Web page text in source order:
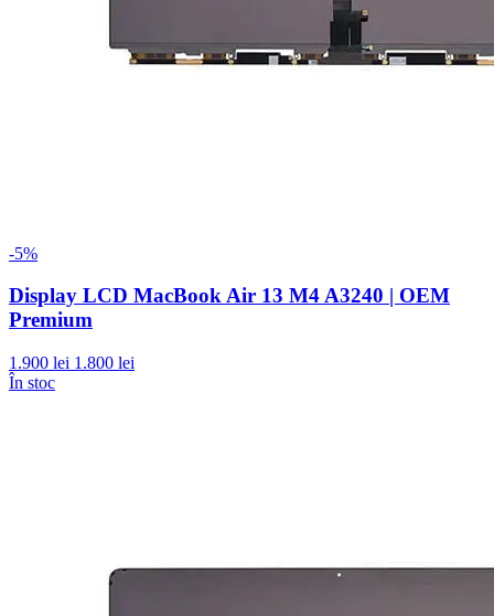
-5%
Display LCD MacBook Air 13 M4 A3240 | OEM
Premium
1.900 lei 1.800 lei
În stoc